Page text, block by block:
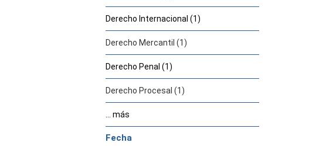
Derecho Internacional (1)
Derecho Mercantil (1)
Derecho Penal (1)
Derecho Procesal (1)
... más
Fecha